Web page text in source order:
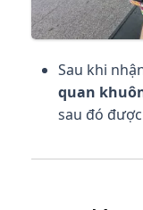
Sau khi
quan
sau đó